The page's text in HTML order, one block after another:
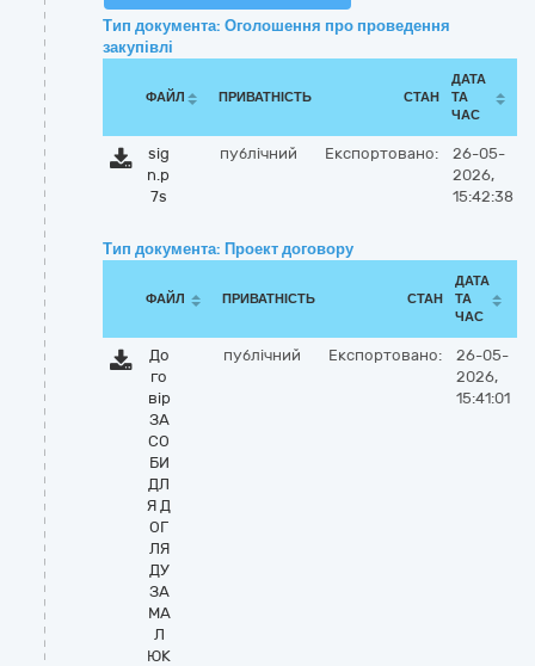
Тип документа: Оголошення про проведення
закупівлі
ФАЙЛ ПРИВАТНІСТЬ СТАН
ДАТА
ТА
ЧАС
sig
n.p
7s
публічний Експортовано:
26-05-
2026,
15:42:38
Тип документа: Проект договору
ФАЙЛ ПРИВАТНІСТЬ СТАН
ДАТА
ТА
ЧАС
До
го
вір
ЗА
СО
БИ
ДЛ
Я Д
ОГ
ЛЯ
ДУ
ЗА
МА
Л
ЮК
публічний Експортовано:
26-05-
2026,
15:41:01